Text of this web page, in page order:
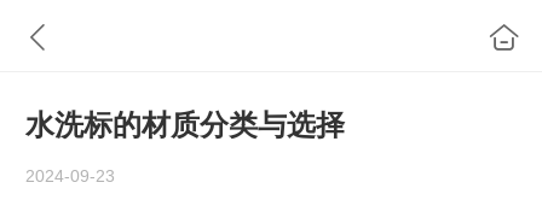
水洗标的材质分类与选择
2024-09-23